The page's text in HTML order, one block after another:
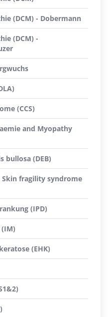
(DCM) - Dobermann
(DCM) -
(CCS)
and Myopathy
bullosa (DEB)
Skin fragility syndrome
(IPD)
(EHK)